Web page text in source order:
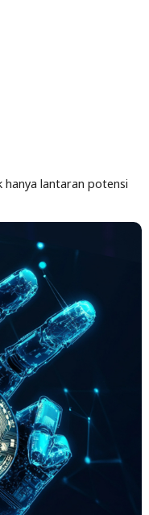
hanya lantaran potensi